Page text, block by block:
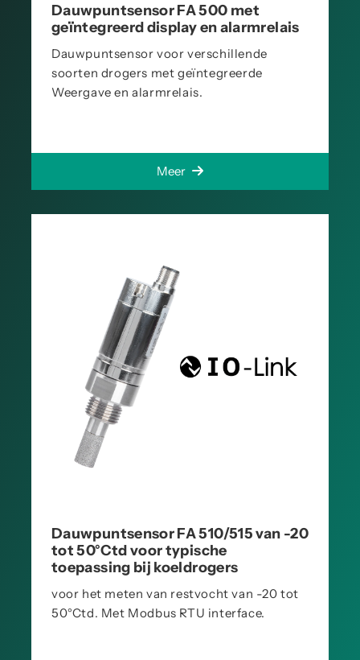
Dauwpuntsensor FA 500 met
geïntegreerd display en alarmrelais
Dauwpuntsensor voor verschillende
soorten drogers met geïntegreerde
Weergave en alarmrelais.
Meer
Dauwpuntsensor FA 510/515 van -20
tot 50°Ctd voor typische
toepassing bij koeldrogers
voor het meten van restvocht van -20 tot
50°Ctd. Met Modbus RTU interface.